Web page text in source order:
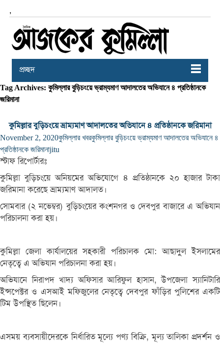
,
প্রচ্ছদ
Tag Archives: কুমিল্লার বুড়িচংয়ে ভ্রাম্যমাণ আদালতের অভিযানে ৪ প্রতিষ্ঠানকে
জরিমানা
কুমিল্লার বুড়িচংয়ে ভ্রাম্যমাণ আদালতের অভিযানে ৪ প্রতিষ্ঠানকে জরিমানা
November 2, 2020কুমিল্লার খবরকুমিল্লার বুড়িচংয়ে ভ্রাম্যমাণ আদালতের অভিযানে ৪
প্রতিষ্ঠানকে জরিমানাjitu
স্টাফ রিপোর্টারঃ
কুমিল্লা বুড়িচংয়ে অনিয়মের অভিযোগে ৪ প্রতিষ্ঠানকে ২০ হাজার টাকা
জরিমানা করেছে ভ্রাম্যমাণ আদালত।
সোমবার (২ নভেম্বর) বু‌ড়িচংয়ের কংশনগর ও দেবপুর বাজা‌রে এ অ‌ভিযান
প‌রিচালনা করা হয়।
কু‌মিল্লা জেলা কার্যালয়ের সহকারী পরিচালক মো: আছাদুুল ইসলা‌মের
নেতৃত্বে এ অভিযান পরিচালনা করা হয়।
অভিযানে নিরাপদ খাদ্য অ‌ফিসার আ‌রিফুল হাসান, উপ‌জেলা স্যা‌নিটা‌রি
ইন্স‌পেক্টর ও এসআই ম‌ফিজু‌লের নেতৃ‌ত্বে দেবপুর ফাঁ‌ড়ির পু‌লি‌শের এক‌টি
টিম উপ‌স্থিত ছিলেন।
এসময় ব্যবসায়ীদেরকে নির্ধারিত মূল্যে পণ্য বিক্রি, মূল্য তালিকা প্রদর্শন ও